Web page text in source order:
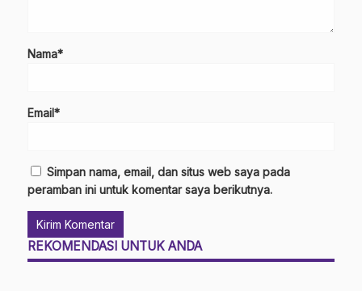
Nama*
Email*
Simpan nama, email, dan situs web saya pada
peramban ini untuk komentar saya berikutnya.
REKOMENDASI UNTUK ANDA